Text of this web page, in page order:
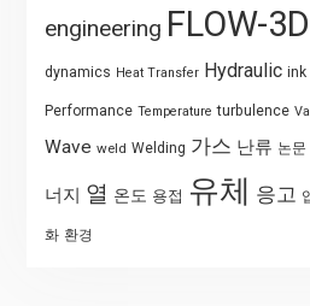
engineering FLOW-3D
dynamics Heat Transfer Hydraulic ink
Performance Temperature turbulence
Wave weld Welding 가스 난류 논문
너지 열 온도 용접 유체 응고
화 환경